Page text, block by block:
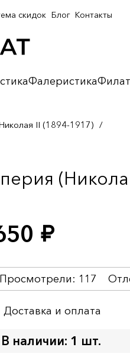
Фалеристика
скидок Блог Контакты
II (1894-1917) /
руб.
Просмотрели: 117
Доставка и оплата
В наличии: 1 шт.